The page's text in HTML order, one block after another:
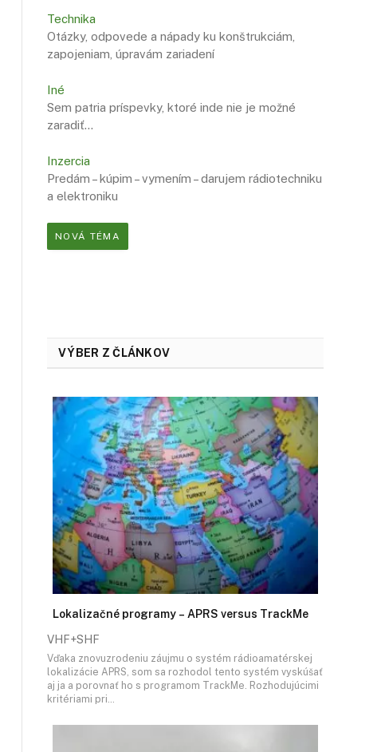
Technika
Otázky, odpovede a nápady ku konštrukciám,
zapojeniam, úpravám zariadení
Iné
Sem patria príspevky, ktoré inde nie je možné
zaradiť…
Inzercia
Predám – kúpim – vymením – darujem rádiotechniku
a elektroniku
NOVÁ TÉMA
VÝBER Z ČLÁNKOV
Lokalizačné programy – APRS versus TrackMe
VHF+SHF
Vďaka znovuzrodeniu záujmu o systém rádioamatérskej
lokalizácie APRS, som sa rozhodol tento systém vyskúšať
aj ja a porovnať ho s programom TrackMe. Rozhodujúcimi
kritériami pri…